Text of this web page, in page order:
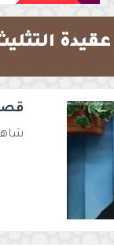
عقيدة